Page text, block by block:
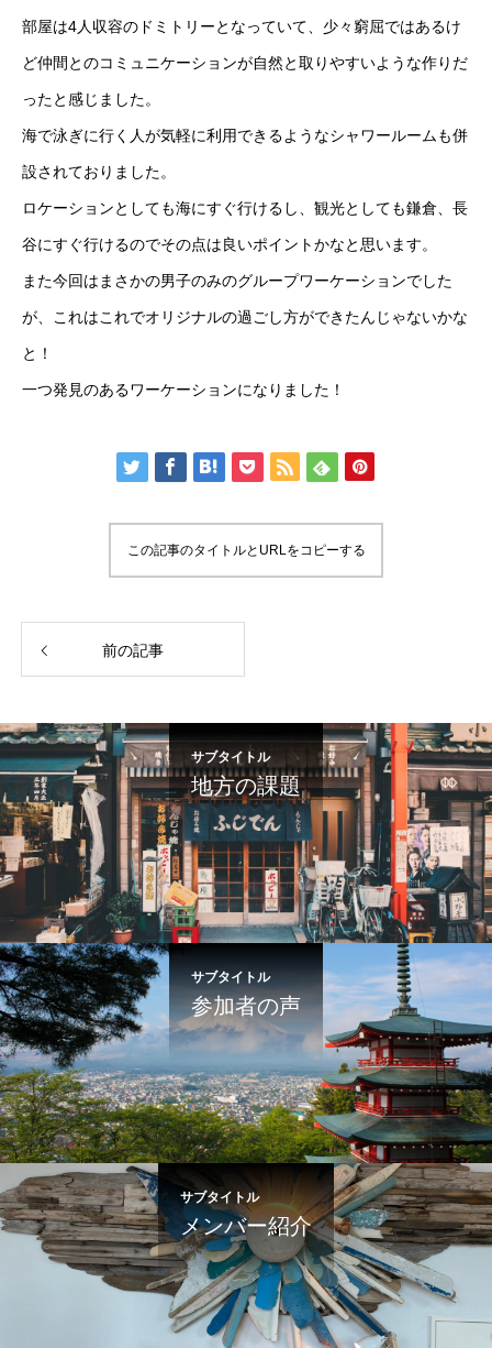
部屋は4人収容のドミトリーとなっていて、少々窮屈ではあるけ
ど仲間とのコミュニケーションが自然と取りやすいような作りだ
ったと感じました。
海で泳ぎに行く人が気軽に利用できるようなシャワールームも併
設されておりました。
ロケーションとしても海にすぐ行けるし、観光としても鎌倉、長
谷にすぐ行けるのでその点は良いポイントかなと思います。
また今回はまさかの男子のみのグループワーケーションでした
が、これはこれでオリジナルの過ごし方ができたんじゃないかな
と！
一つ発見のあるワーケーションになりました！
この記事のタイトルとURLをコピーする
前の記事
サブタイトル
地方の課題
サブタイトル
参加者の声
サブタイトル
メンバー紹介